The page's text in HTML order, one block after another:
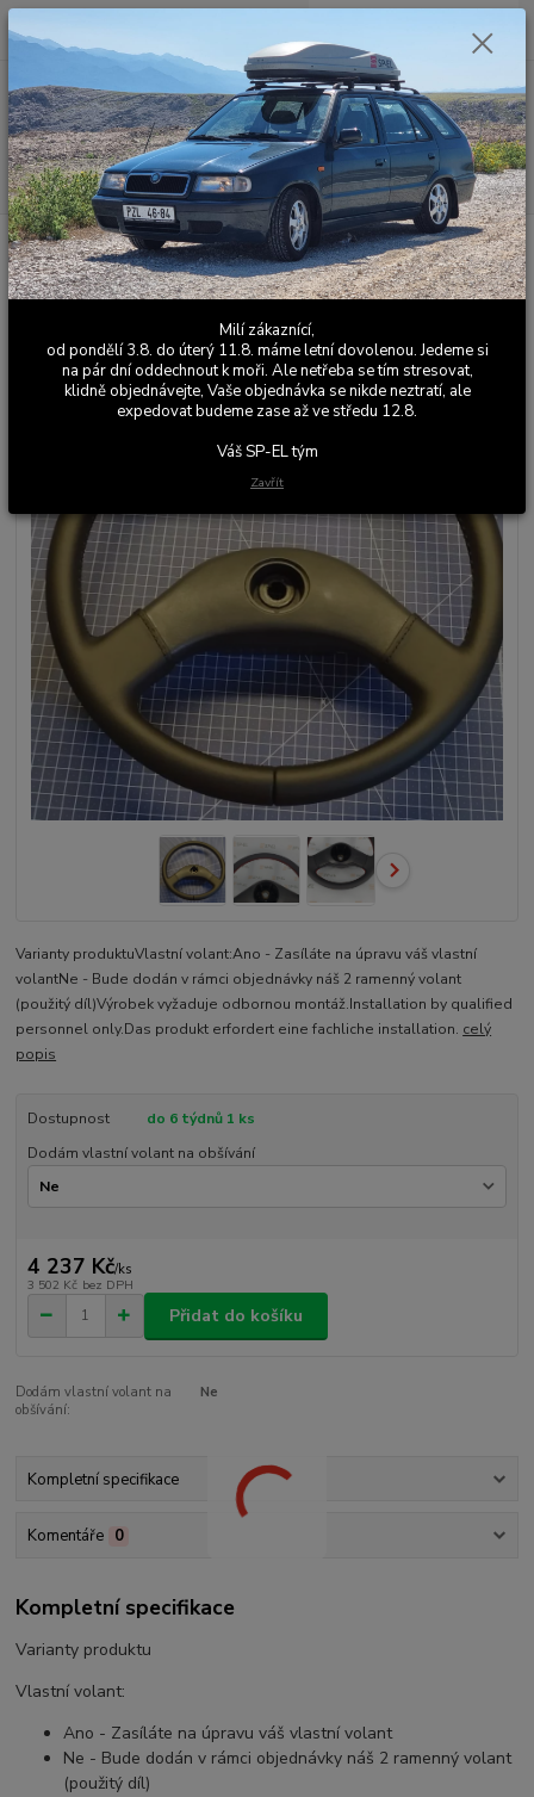
Menu
Hledat
Po - Pá 9:00 - 17:00
0,00 Kč
Úvod Kožené a látkové doplňky Škoda Favorit Volant Favorit kožený
Volant Favorit kožený
Varianty produktuVlastní volant:Ano - Zasíláte na úpravu váš vlastní
volantNe - Bude dodán v rámci objednávky náš 2 ramenný volant
(použitý díl)Výrobek vyžaduje odbornou montáž.Installation by qualified
personnel only.Das produkt erfordert eine fachliche installation. celý
popis
Dostupnost
do 6 týdnů 1 ks
Dodám vlastní volant na obšívání
4 237 Kč/ks
3 502 Kč bez DPH
Přidat do košíku
Dodám vlastní volant na
obšívání:
Ne
Kompletní specifikace
Komentáře 0
Kompletní specifikace
Varianty produktu
Vlastní volant:
Ano - Zasíláte na úpravu váš vlastní volant
Ne - Bude dodán v rámci objednávky náš 2 ramenný volant
(použitý díl)
Milí zákaznící,
od pondělí 3.8. do úterý 11.8. máme letní dovolenou. Jedeme si
na pár dní oddechnout k moři. Ale netřeba se tím stresovat,
klidně objednávejte, Vaše objednávka se nikde neztratí, ale
expedovat budeme zase až ve středu 12.8.
Váš SP-EL tým
Zavřít